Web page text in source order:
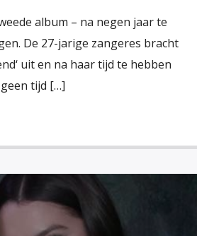
album – na negen jaar te
De 27-jarige zangeres bracht
uit en na haar tijd te hebben
tijd […]